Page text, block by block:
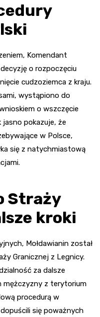
Komendant
o rozpoczęciu
cudzoziemca z kraju.
wystąpiono do
o wszczęcie
pokazuje, że
w Polsce,
się z natychmiastową
Straży
kroki
Mołdawianin został
Granicznej z Legnicy.
za dalsze
mężczyzny z terytorium
procedurą w
się poważnych